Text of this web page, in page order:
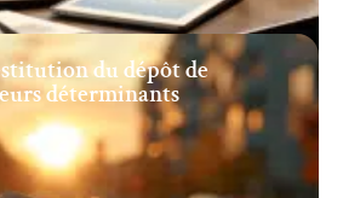
du dépôt de
déterminants